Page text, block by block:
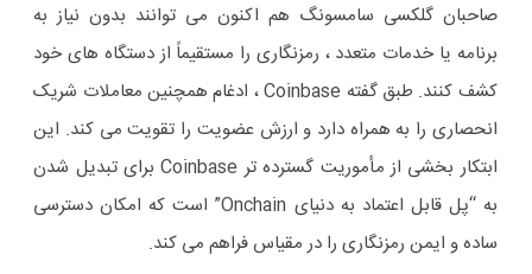
صاحبان گلکسی سامسونگ هم اکنون می توانند بدون نیاز به
برنامه یا خدمات متعدد ، رمزنگاری را مستقیماً از دستگاه های خود
کشف کنند. طبق گفته Coinbase ، ادغام همچنین معاملات شریک
انحصاری را به همراه دارد و ارزش عضویت را تقویت می کند. این
ابتکار بخشی از مأموریت گسترده تر Coinbase برای تبدیل شدن
به “پل قابل اعتماد به دنیای Onchain” است که امکان دسترسی
ساده و ایمن رمزنگاری را در مقیاس فراهم می کند.